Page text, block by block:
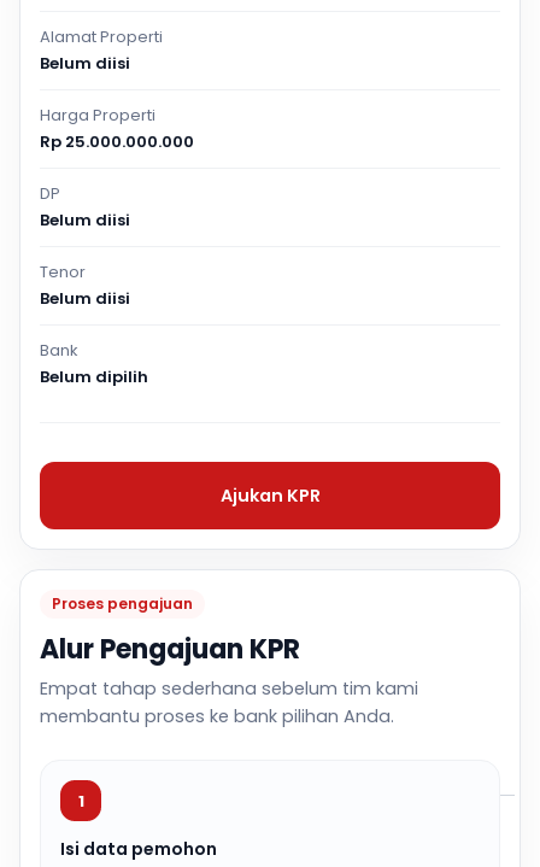
Proses pengajuan
Alur Pengajuan KPR
Empat tahap sederhana sebelum tim kami
membantu proses ke bank pilihan Anda.
1
Isi data pemohon
Alamat Properti
Belum diisi
Harga Properti
Rp 25.000.000.000
DP
Belum diisi
Tenor
Belum diisi
Bank
Belum dipilih
Ajukan KPR